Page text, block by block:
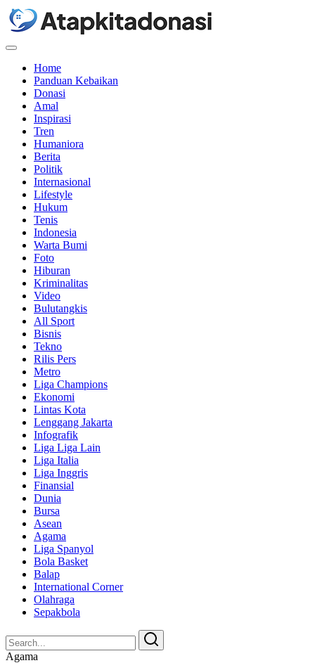
Menu
Home
Panduan Kebaikan
Donasi
Amal
Inspirasi
Tren
Humaniora
Berita
Politik
Internasional
Lifestyle
Hukum
Tenis
Indonesia
Warta Bumi
Foto
Hiburan
Kriminalitas
Video
Bulutangkis
All Sport
Bisnis
Tekno
Rilis Pers
Metro
Liga Champions
Ekonomi
Lintas Kota
Lenggang Jakarta
Infografik
Liga Liga Lain
Liga Italia
Liga Inggris
Finansial
Dunia
Bursa
Asean
Agama
Liga Spanyol
Bola Basket
Balap
International Corner
Olahraga
Sepakbola
Search
for:
Search
Agama